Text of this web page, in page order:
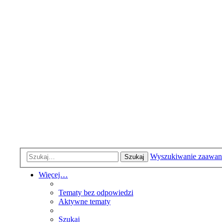
Szukaj Wyszukiwanie
Więcej…
Tematy bez odpowiedzi
Aktywne tematy
Szukaj